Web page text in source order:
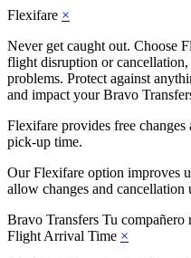
Flexifare ×
Never get caught out. Choose
flight disruption or
problems. Protect against
and impact your Bravo
Flexifare provides free
pick-up time.
Our Flexifare option improves
allow changes and cancellation
Bravo Transfers Tu compañero
Flight Arrival Time ×